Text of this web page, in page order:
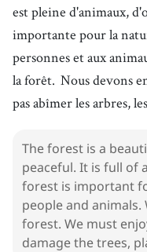
est pleine d'animaux,
importante pour la
personnes et aux
la forêt. Nous devons
pas abîmer les arbres,
The forest is a
peaceful. It is full of
forest is important
people and
forest. We must
damage the trees,